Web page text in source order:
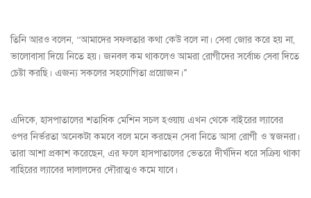
তিনি আরও বলেন, “আমাদের সফলতার কথা কেউ বলে না। সেবা জোর করে হয় না,
ভালোবাসা দিয়ে নিতে হয়। জনবল কম থাকলেও আমরা রোগীদের সর্বোচ্চ সেবা দিতে
চেষ্টা করছি। এজন্য সকলের সহযোগিতা প্রয়োজন।”
এদিকে, হাসপাতালের শতাধিক মেশিন সচল হওয়ায় এখন থেকে বাইরের ল্যাবের
ওপর নির্ভরতা অনেকটা কমবে বলে মনে করছেন সেবা নিতে আসা রোগী ও স্বজনরা।
তারা আশা প্রকাশ করেছেন, এর ফলে হাসপাতালের ভেতরে দীর্ঘদিন ধরে সক্রিয় থাকা
বাহিরের ল্যাবের দালালদের দৌরাত্মও কমে যাবে।